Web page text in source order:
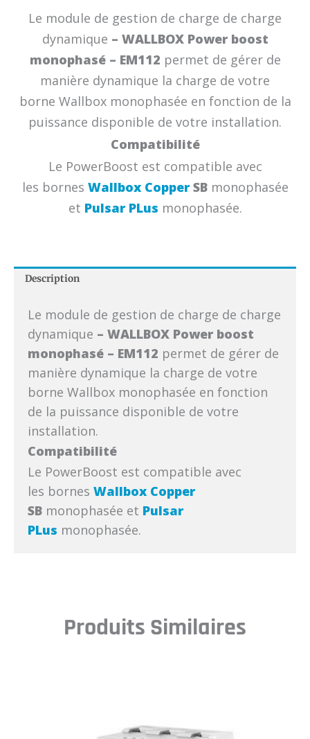
Le module de gestion de charge de charge
dynamique – WALLBOX Power boost
monophasé – EM112 permet de gérer de
manière dynamique la charge de votre
borne Wallbox monophasée en fonction de la
puissance disponible de votre installation.
Compatibilité
Le PowerBoost est compatible avec
les bornes Wallbox CopperSB monophasée
et Pulsar PLus monophasée.
Description
Le module de gestion de charge de charge
dynamique – WALLBOX Power boost
monophasé – EM112 permet de gérer de
manière dynamique la charge de votre
borne Wallbox monophasée en fonction
de la puissance disponible de votre
installation.
Compatibilité
Le PowerBoost est compatible avec
les bornes Wallbox Copper
SB monophasée et Pulsar
PLus monophasée.
Produits Similaires